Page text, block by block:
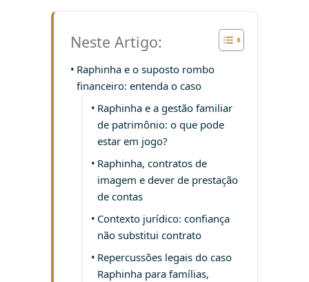
Neste Artigo:
Raphinha e o suposto rombo
financeiro: entenda o caso
Raphinha e a gestão familiar
de patrimônio: o que pode
estar em jogo?
Raphinha, contratos de
imagem e dever de prestação
de contas
Contexto jurídico: confiança
não substitui contrato
Repercussões legais do caso
Raphinha para famílias,